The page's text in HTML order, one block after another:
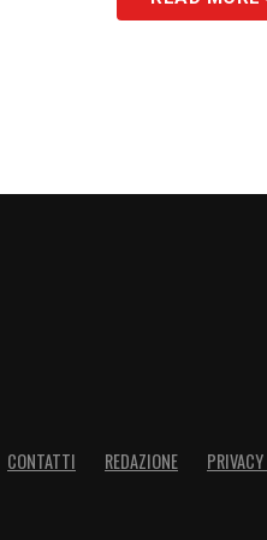
CONTATTI REDAZIONE